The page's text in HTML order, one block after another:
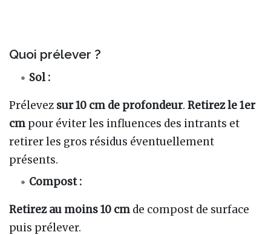
Quoi prélever ?
Sol :
Prélevez sur 10 cm de profondeur. Retirez le 1er
cm pour éviter les influences des intrants et
retirer les gros résidus éventuellement
présents.
Compost :
Retirez au moins 10 cm de compost de surface
puis prélever.